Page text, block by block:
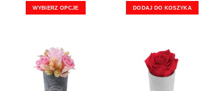
WYBIERZ OPCJE
wiele
wariantów.
Opcje
można
DODAJ DO KOSZYKA